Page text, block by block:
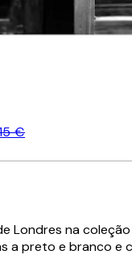
€
Londres na
a preto e branco e